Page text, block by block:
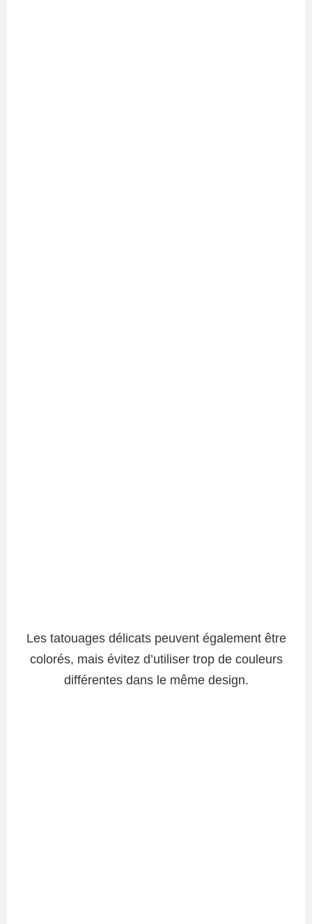
Les tatouages ​​délicats peuvent également être
colorés, mais évitez d’utiliser trop de couleurs
différentes dans le même design.